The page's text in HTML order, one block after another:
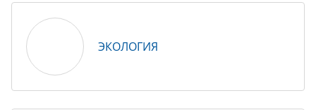
ЭКОЛОГИЯ